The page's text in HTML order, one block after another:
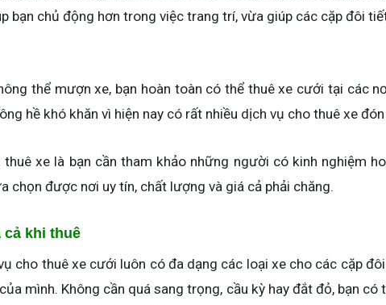
bạn chủ động hơn trong việc trang trí, vừa giúp các cặp đôi
thể mượn xe, bạn hoàn toàn có thể thuê xe cưới tại các
hề khó khăn vì hiện nay có rất nhiều dịch vụ cho thuê xe
xe là bạn cần tham khảo những người có kinh nghiệm
chọn được nơi uy tín, chất lượng và giá cả phải chăng.
cả khi thuê
cho thuê xe cưới luôn có đa dạng các loại xe cho các cặp
mình. Không cần quá sang trọng, cầu kỳ hay đắt đỏ, bạn có